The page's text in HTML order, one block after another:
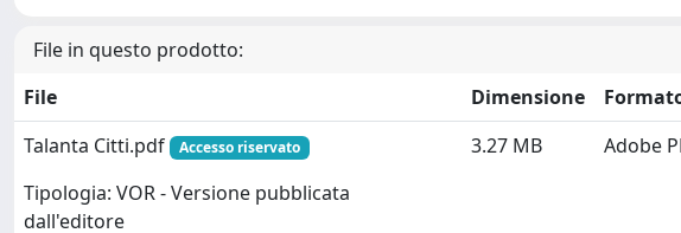
File in questo prodotto:
File
Dimensione
Talanta Citti.pdf
Accesso riservato
Tipologia: VOR - Versione pubblicata
dall'editore
3.27 MB Adobe